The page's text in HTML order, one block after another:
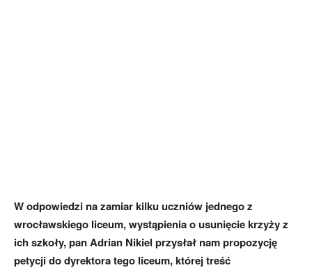
W odpowiedzi na zamiar kilku uczniów jednego z
wrocławskiego liceum, wystąpienia o usunięcie krzyży z
ich szkoły, pan Adrian Nikiel przysłał nam propozycję
petycji do dyrektora tego liceum, której treść